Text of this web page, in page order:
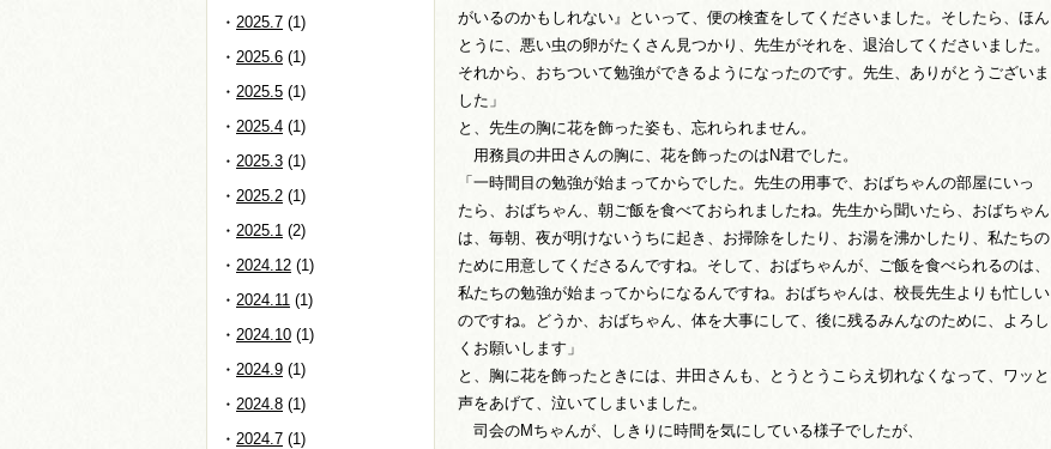
がいるのかもしれない』といって、便の検査をしてくださいました。そしたら、ほん
とうに、悪い虫の卵がたくさん見つかり、先生がそれを、退治してくださいました。
それから、おちついて勉強ができるようになったのです。先生、ありがとうございま
した」
と、先生の胸に花を飾った姿も、忘れられません。
用務員の井田さんの胸に、花を飾ったのはN君でした。
「一時間目の勉強が始まってからでした。先生の用事で、おばちゃんの部屋にいっ
たら、おばちゃん、朝ご飯を食べておられましたね。先生から聞いたら、おばちゃん
は、毎朝、夜が明けないうちに起き、お掃除をしたり、お湯を沸かしたり、私たちの
ために用意してくださるんですね。そして、おばちゃんが、ご飯を食べられるのは、
私たちの勉強が始まってからになるんですね。おばちゃんは、校長先生よりも忙しい
のですね。どうか、おばちゃん、体を大事にして、後に残るみんなのために、よろし
くお願いします」
と、胸に花を飾ったときには、井田さんも、とうとうこらえ切れなくなって、ワッと
声をあげて、泣いてしまいました。
司会のMちゃんが、しきりに時間を気にしている様子でしたが、
2025.7 (1)
2025.6 (1)
2025.5 (1)
2025.4 (1)
2025.3 (1)
2025.2 (1)
2025.1 (2)
2024.12 (1)
2024.11 (1)
2024.10 (1)
2024.9 (1)
2024.8 (1)
2024.7 (1)